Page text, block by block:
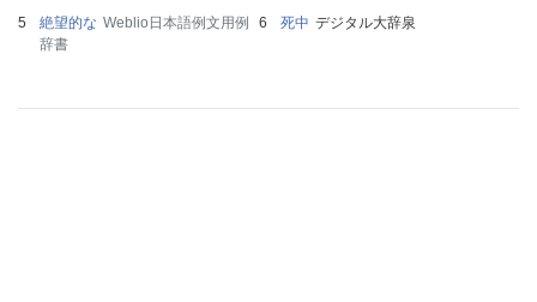
絶望的な Weblio日本語例文用例
辞書
死中 デジタル大辞泉